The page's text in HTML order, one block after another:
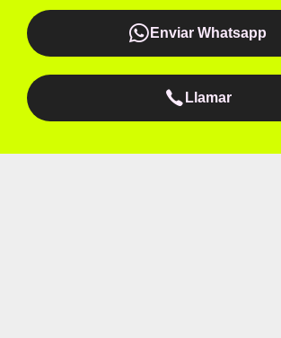
Enviar Whatsapp
Llamar